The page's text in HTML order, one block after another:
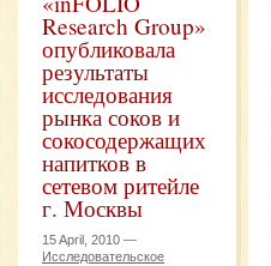
Research Group»
опубликовала
результаты
исследования
рынка соков и
сокосодержащих
напитков в
сетевом ритейле
г. Москвы
15 April, 2010 —
Исследовательское